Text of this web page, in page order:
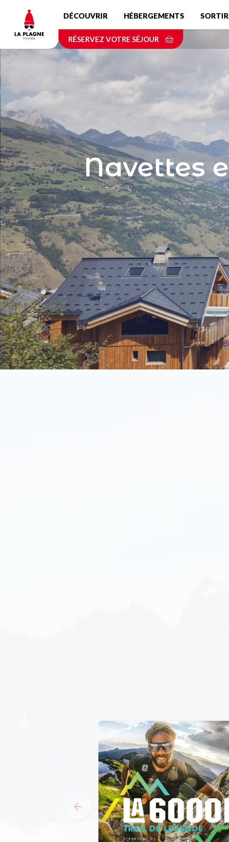
contenu
principal
DÉCOUVRIR HÉBERGEMENTS SORTIR
RÉSERVEZ VOTRE SÉJOUR
Navettes